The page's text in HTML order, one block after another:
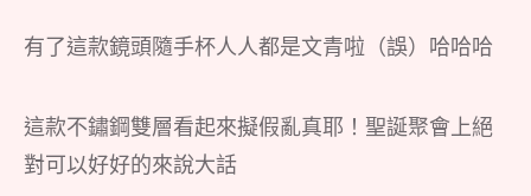
有了這款鏡頭隨手杯人人都是文青啦（誤）哈哈哈
這款不鏽鋼雙層看起來擬假亂真耶！聖誕聚會上絕
對可以好好的來說大話